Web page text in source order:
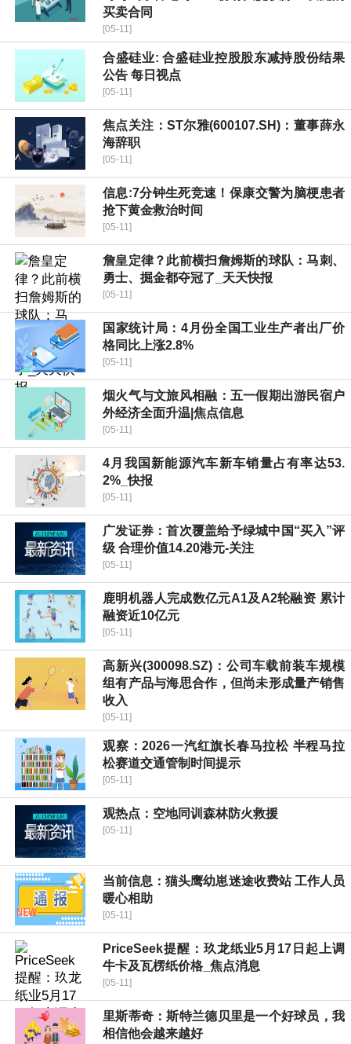
买卖合同
[05-11]
合盛硅业: 合盛硅业控股股东减持股份结果
公告 每日视点
[05-11]
焦点关注：ST尔雅(600107.SH)：董事薛永
海辞职
[05-11]
信息:7分钟生死竞速！保康交警为脑梗患者
抢下黄金救治时间
[05-11]
詹皇定律？此前横扫詹姆斯的球队：马刺、
勇士、掘金都夺冠了_天天快报
[05-11]
国家统计局：4月份全国工业生产者出厂价
格同比上涨2.8%
[05-11]
烟火气与文旅风相融：五一假期出游民宿户
外经济全面升温|焦点信息
[05-11]
4月我国新能源汽车新车销量占有率达53.
2%_快报
[05-11]
广发证券：首次覆盖给予绿城中国“买入”评
级 合理价值14.20港元-关注
[05-11]
鹿明机器人完成数亿元A1及A2轮融资 累计
融资近10亿元
[05-11]
高新兴(300098.SZ)：公司车载前装车规模
组有产品与海思合作，但尚未形成量产销售
收入
[05-11]
观察：2026一汽红旗长春马拉松 半程马拉
松赛道交通管制时间提示
[05-11]
观热点：空地同训森林防火救援
[05-11]
当前信息：猫头鹰幼崽迷途收费站 工作人员
暖心相助
[05-11]
PriceSeek提醒：玖龙纸业5月17日起上调
牛卡及瓦楞纸价格_焦点消息
[05-11]
里斯蒂奇：斯特兰德贝里是一个好球员，我
相信他会越来越好